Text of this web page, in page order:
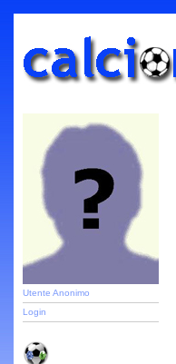
Utente Anonimo
Login